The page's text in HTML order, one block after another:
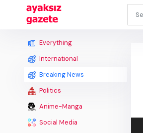
Everything
International
Breaking News
Politics
Anime-Manga
Social Media